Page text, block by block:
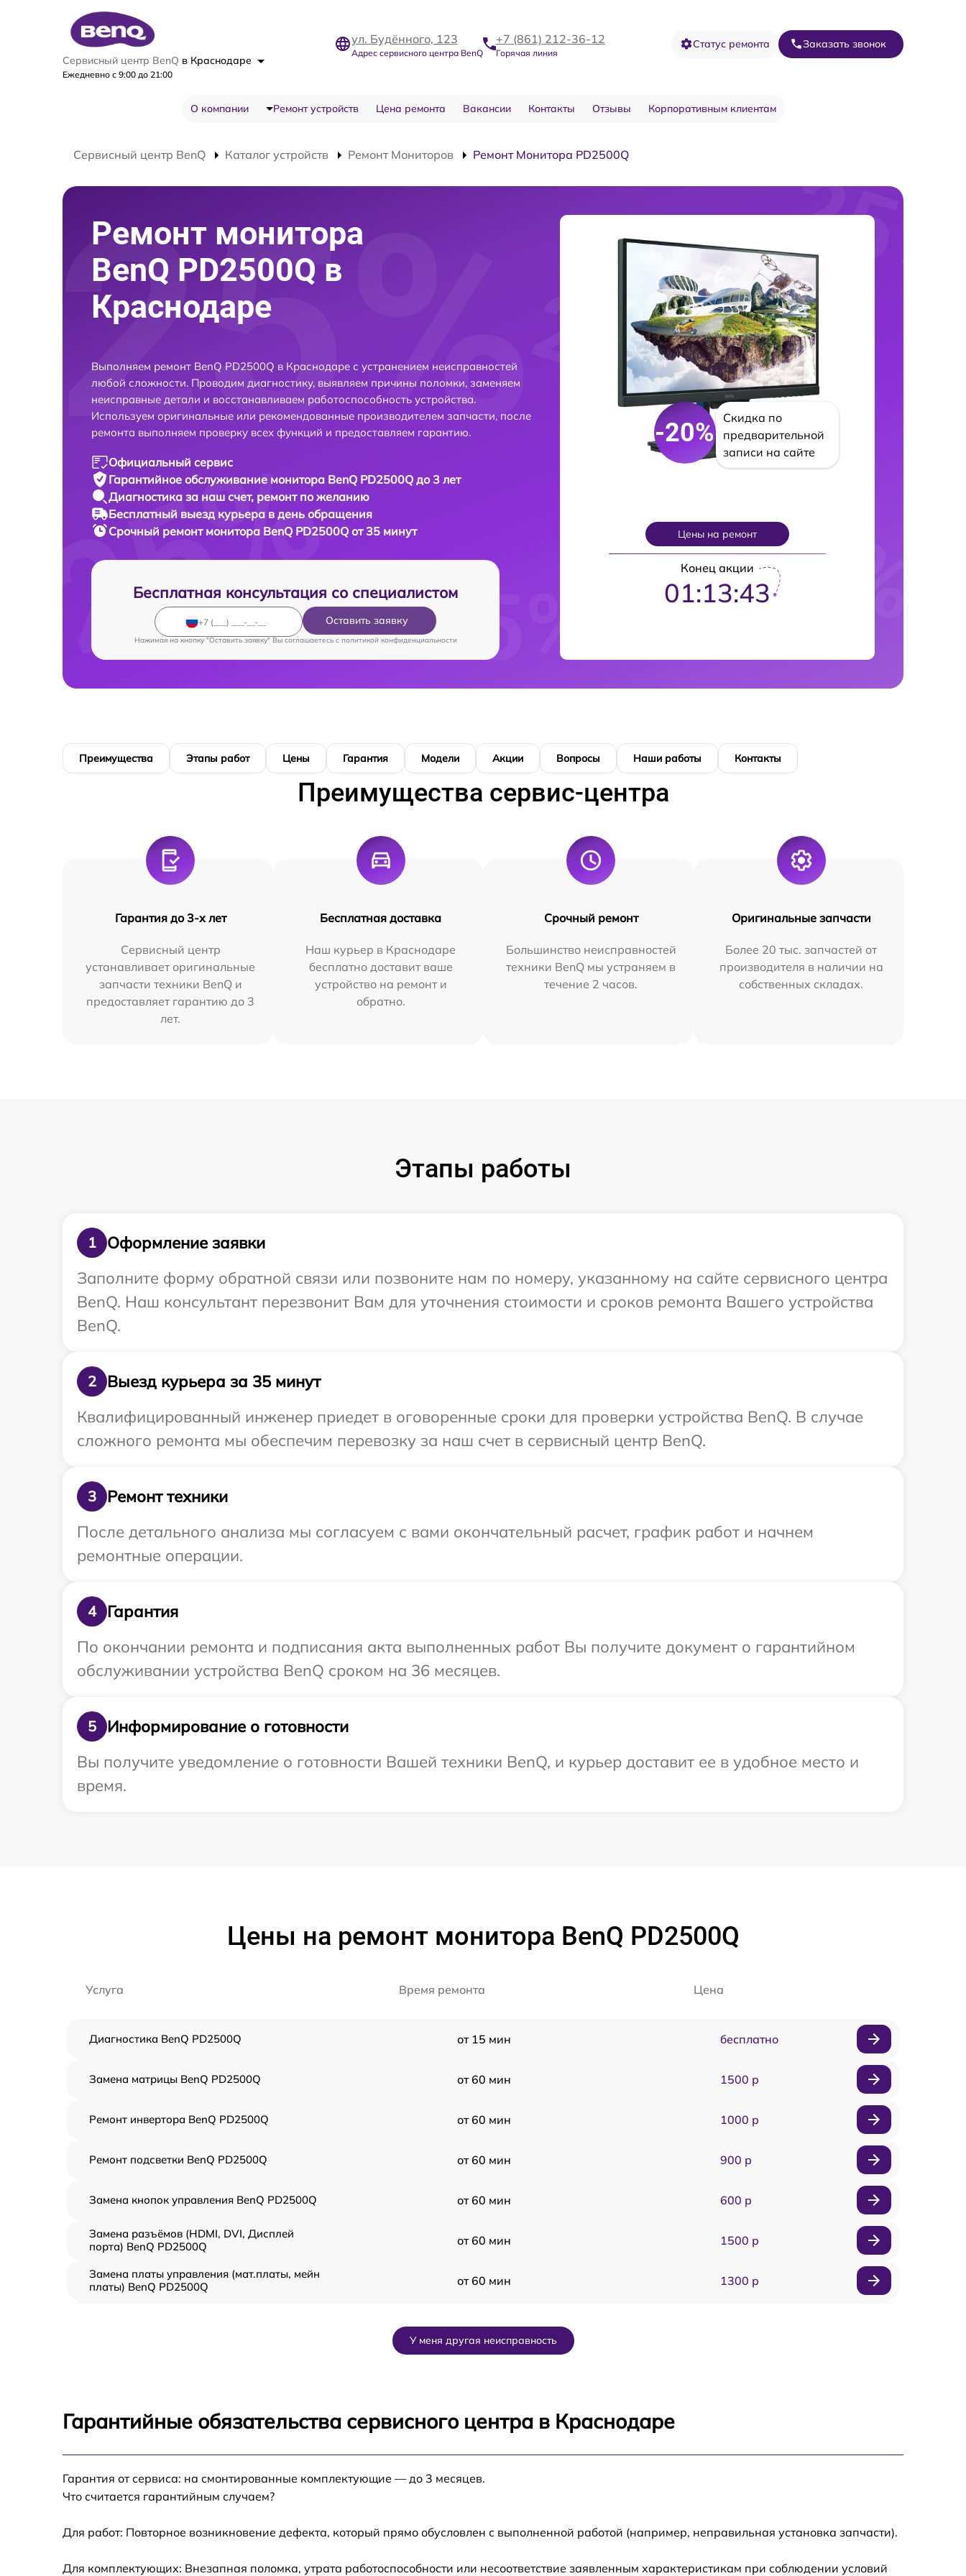
Сервисный центр BenQ в Краснодаре
Ежедневно с 9:00 до 21:00
ул. Будённого, 123
Адрес сервисного центра BenQ
+7 (861) 212-36-12
Горячая линия
Статус ремонта Заказать звонок
О компании Ремонт устройств Цена ремонта Вакансии Контакты Отзывы Корпоративным клиентам
Сервисный центр BenQ Каталог устройств Ремонт Мониторов Ремонт Монитора PD2500Q
Ремонт монитора
BenQ PD2500Q в
Краснодаре
Выполняем ремонт BenQ PD2500Q в Краснодаре с устранением неисправностей
любой сложности. Проводим диагностику, выявляем причины поломки, заменяем
неисправные детали и восстанавливаем работоспособность устройства.
Используем оригинальные или рекомендованные производителем запчасти, после
ремонта выполняем проверку всех функций и предоставляем гарантию.
Официальный сервис
Гарантийное обслуживание монитора BenQ PD2500Q до 3 лет
Диагностика за наш счет, ремонт по желанию
Бесплатный выезд курьера в день обращения
Срочный ремонт монитора BenQ PD2500Q от 35 минут
Бесплатная консультация со специалистом
Оставить заявку
Нажимая на кнопку "Оставить заявку" Вы соглашаетесь c политикой конфиденциальности
-20%
Скидка по
предварительной
записи на сайте
Цены на ремонт
Конец акции
01:13:42
Преимущества Этапы работ Цены Гарантия Модели Акции Вопросы Наши работы Контакты
Преимущества сервис-центра
Гарантия до 3-х лет
Сервисный центр
устанавливает оригинальные
запчасти техники BenQ и
предоставляет гарантию до 3
лет.
Бесплатная доставка
Наш курьер в Краснодаре
бесплатно доставит ваше
устройство на ремонт и
обратно.
Срочный ремонт
Большинство неисправностей
техники BenQ мы устраняем в
течение 2 часов.
Оригинальные запчасти
Более 20 тыс. запчастей от
производителя в наличии на
собственных складах.
Этапы работы
1
Оформление заявки
Заполните форму обратной связи или позвоните нам по номеру, указанному на сайте сервисного центра
BenQ. Наш консультант перезвонит Вам для уточнения стоимости и сроков ремонта Вашего устройства
BenQ.
2
Выезд курьера за 35 минут
Квалифицированный инженер приедет в оговоренные сроки для проверки устройства BenQ. В случае
сложного ремонта мы обеспечим перевозку за наш счет в сервисный центр BenQ.
3
Ремонт техники
После детального анализа мы согласуем с вами окончательный расчет, график работ и начнем
ремонтные операции.
4
Гарантия
По окончании ремонта и подписания акта выполненных работ Вы получите документ о гарантийном
обслуживании устройства BenQ сроком на 36 месяцев.
5
Информирование о готовности
Вы получите уведомление о готовности Вашей техники BenQ, и курьер доставит ее в удобное место и
время.
Цены на ремонт монитора BenQ PD2500Q
Услуга Время ремонта Цена
Диагностика BenQ PD2500Q от 15 мин бесплатно
Замена матрицы BenQ PD2500Q от 60 мин 1500 р
Ремонт инвертора BenQ PD2500Q от 60 мин 1000 р
Ремонт подсветки BenQ PD2500Q от 60 мин 900 р
Замена кнопок управления BenQ PD2500Q от 60 мин 600 р
Замена разъёмов (HDMI, DVI, Дисплей
порта) BenQ PD2500Q
от 60 мин 1500 р
Замена платы управления (мат.платы, мейн
платы) BenQ PD2500Q
от 60 мин 1300 р
Замена блока питания BenQ PD2500Q от 60 мин
PD2500Q
У меня другая неисправность
Гарантийные обязательства сервисного центра в Краснодаре
Гарантия от сервиса: на смонтированные комплектующие — до 3 месяцев.
Что считается гарантийным случаем?
Для работ: Повторное возникновение дефекта, который прямо обусловлен с выполненной работой (например, неправильная установка запчасти).
Для комплектующих: Внезапная поломка, утрата работоспособности или несоответствие заявленным характеристикам при соблюдении условий